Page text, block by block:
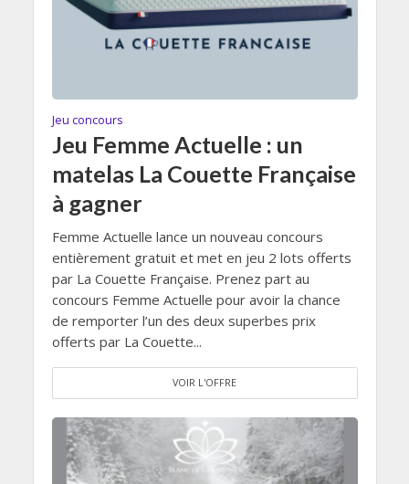
Jeu concours
Jeu Femme Actuelle : un
matelas La Couette Française
à gagner
Femme Actuelle lance un nouveau concours
entièrement gratuit et met en jeu 2 lots offerts
par La Couette Française. Prenez part au
concours Femme Actuelle pour avoir la chance
de remporter l’un des deux superbes prix
offerts par La Couette...
VOIR L'OFFRE